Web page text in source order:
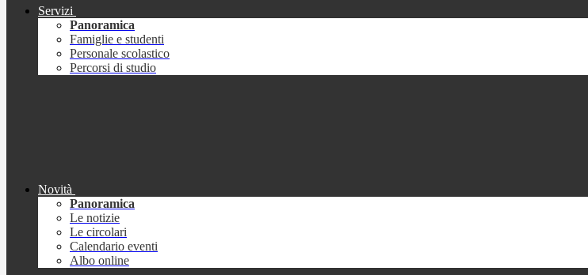
Servizi
Panoramica
Famiglie e studenti
Personale scolastico
Percorsi di studio
Novità
Panoramica
Le notizie
Le circolari
Calendario eventi
Albo online